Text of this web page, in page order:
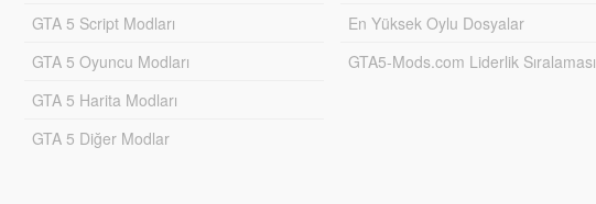
GTA 5 Script Modları
GTA 5 Oyuncu Modları
GTA 5 Harita Modları
GTA 5 Diğer Modlar
En Yüksek Oylu Dosyalar
GTA5-Mods.com Liderlik Sıralaması